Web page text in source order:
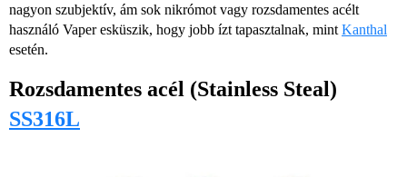
nagyon szubjektív, ám sok nikrómot vagy rozsdamentes acélt
használó Vaper esküszik, hogy jobb ízt tapasztalnak, mint Kanthal
esetén.
Rozsdamentes acél (Stainless Steal)
SS316L